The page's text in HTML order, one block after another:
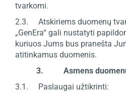
tvarkomi.
2.3. Atskiriems duomenų
„GenEra“ gali nustatyti
kuriuos Jums bus pranešta
atitinkamus duomenis.
3. Asmens duomenų
3.1. Paslaugai užtikrinti: